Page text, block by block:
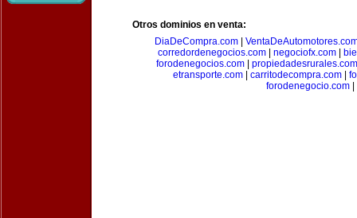
Otros dominios en venta:
DiaDeCompra.com|
corredordenegocios.com
negociofx.com
forodenegocios.com
propiedadesrurales.com
etransporte.com
carritodecompra.com
forodenegocio.com|